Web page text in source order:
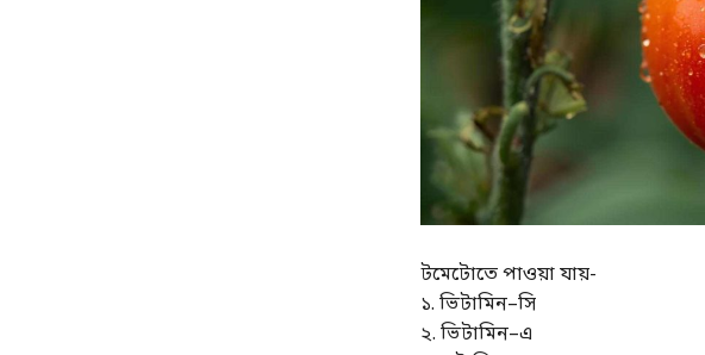
টমেটোতে পাওয়া যায়-
১. ভিটামিন–সি
২. ভিটামিন–এ